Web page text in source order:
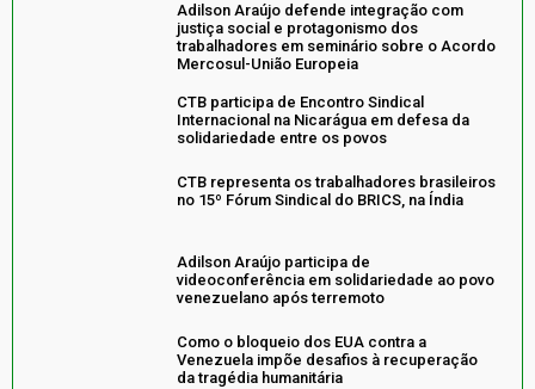
Adilson Araújo defende integração com
justiça social e protagonismo dos
trabalhadores em seminário sobre o Acordo
Mercosul-União Europeia
CTB participa de Encontro Sindical
Internacional na Nicarágua em defesa da
solidariedade entre os povos
CTB representa os trabalhadores brasileiros
no 15º Fórum Sindical do BRICS, na Índia
Adilson Araújo participa de
videoconferência em solidariedade ao povo
venezuelano após terremoto
Como o bloqueio dos EUA contra a
Venezuela impõe desafios à recuperação
da tragédia humanitária